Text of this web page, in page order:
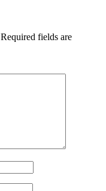
Required fields are